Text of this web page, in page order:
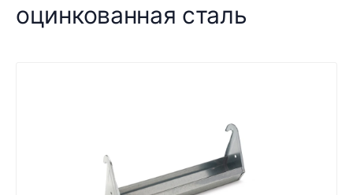
оцинкованная сталь